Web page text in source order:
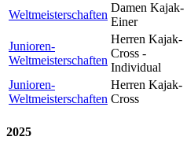
Weltmeisterschaften
Damen Kajak-
Einer
Junioren-
Weltmeisterschaften
Herren Kajak-
Cross -
Individual
Junioren-
Weltmeisterschaften
Herren Kajak-
Cross
2025